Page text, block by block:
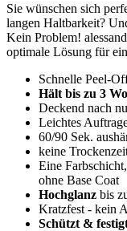
Sie wünschen sich
langen Haltbarkeit?
Kein Problem!
optimale Lösung für
Schnelle Peel-
Hält bis zu 3
Deckend nach
Leichtes
60/90 Sek.
keine
Eine
ohne Base Coat
Hochglanz bis
Kratzfest - kein
Schützt &